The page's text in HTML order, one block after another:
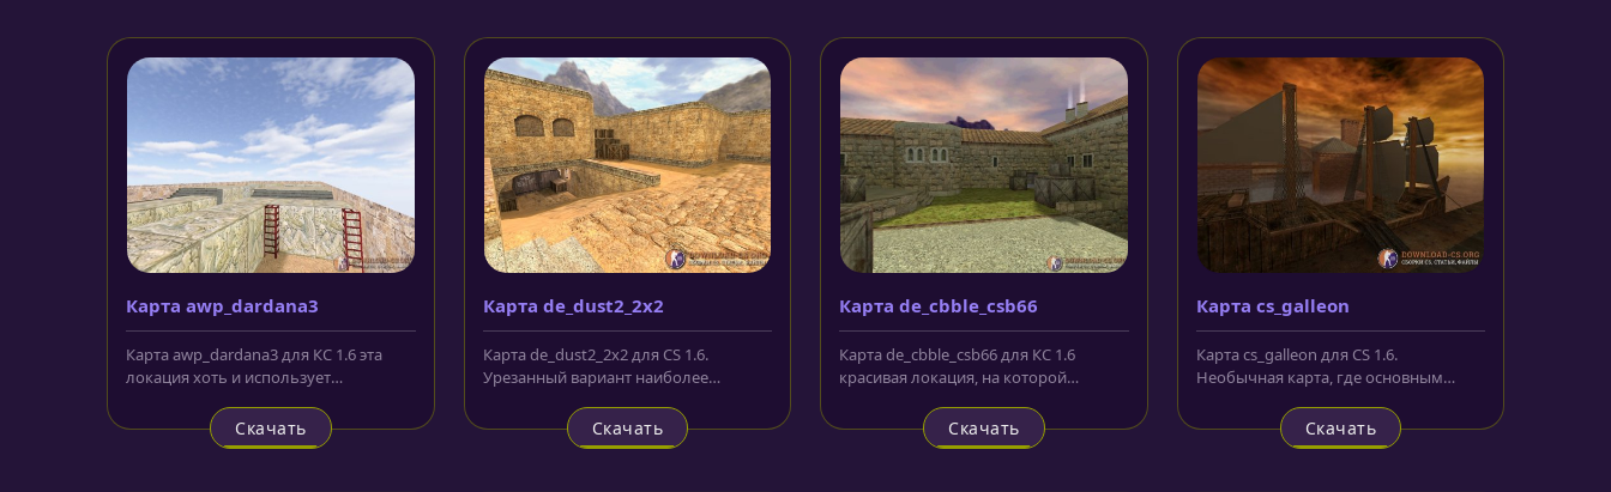
Карта awp_dardana3
Карта awp_dardana3 для КС 1.6 эта
локация хоть и использует
Скачать
Карта de_dust2_2x2
Карта de_dust2_2x2 для CS 1.6.
Урезанный вариант наиболее
de_dust2. В...
Скачать
Карта de_cbble_csb66
Карта de_cbble_csb66 для КС 1.6
красивая локация, на которой
придется...
Скачать
Карта cs_galleon
Карта cs_galleon для CS 1.6.
Необычная карта, где основным
корабль с...
Скачать